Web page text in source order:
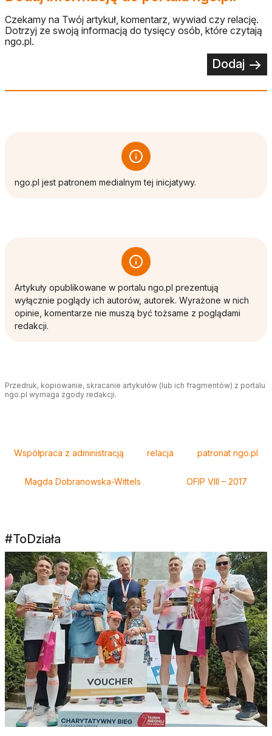
Czekamy na Twój artykuł, komentarz, wywiad czy relację.
Dotrzyj ze swoją informacją do tysięcy osób, które czytają
ngo.pl.
Dodaj
ngo.pl jest patronem medialnym tej inicjatywy.
Artykuły opublikowane w portalu ngo.pl prezentują
wyłącznie poglądy ich autorów, autorek. Wyrażone w nich
opinie, komentarze nie muszą być tożsame z poglądami
redakcji.
Przedruk, kopiowanie, skracanie artykułów (lub ich fragmentów) z portalu
ngo.pl wymaga zgody redakcji.
Współpraca z administracją relacja patronat ngo.pl
Magda Dobranowska-Wittels OFIP VIII – 2017
#ToDziała